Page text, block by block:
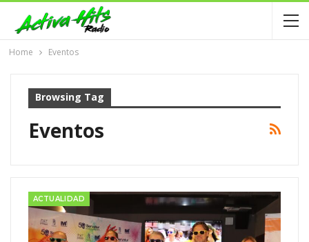
Home Eventos
Browsing Tag
Eventos
ACTUALIDAD